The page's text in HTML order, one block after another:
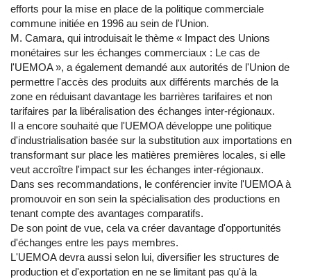
efforts pour la mise en place de la politique commerciale
commune initiée en 1996 au sein de l'Union.
M. Camara, qui introduisait le thème « Impact des Unions
monétaires sur les échanges commerciaux : Le cas de
l'UEMOA », a également demandé aux autorités de l'Union de
permettre l'accès des produits aux différents marchés de la
zone en réduisant davantage les barrières tarifaires et non
tarifaires par la libéralisation des échanges inter-régionaux.
Il a encore souhaité que l'UEMOA développe une politique
d'industrialisation basée sur la substitution aux importations en
transformant sur place les matières premières locales, si elle
veut accroître l'impact sur les échanges inter-régionaux.
Dans ses recommandations, le conférencier invite l'UEMOA à
promouvoir en son sein la spécialisation des productions en
tenant compte des avantages comparatifs.
De son point de vue, cela va créer davantage d'opportunités
d'échanges entre les pays membres.
L'UEMOA devra aussi selon lui, diversifier les structures de
production et d'exportation en ne se limitant pas qu'à la